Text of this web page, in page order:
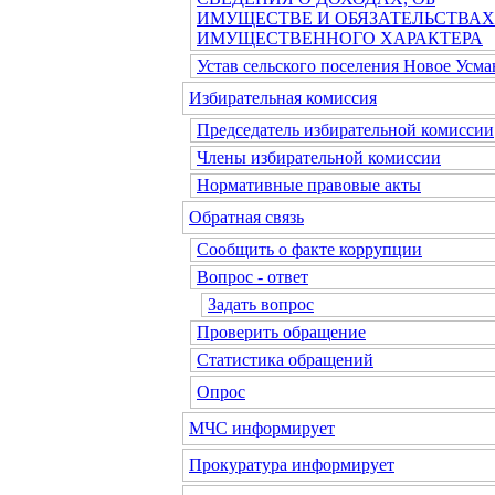
ИМУЩЕСТВЕ И ОБЯЗАТЕЛЬСТВАХ
ИМУЩЕСТВЕННОГО ХАРАКТЕРА
Устав сельского поселения Новое
Избирательная комиссия
Председатель избирательной комиссии
Члены избирательной комиссии
Нормативные правовые акты
Обратная связь
Сообщить о факте коррупции
Вопрос - ответ
Задать вопрос
Проверить обращение
Статистика обращений
Опрос
МЧС информирует
Прокуратура информирует